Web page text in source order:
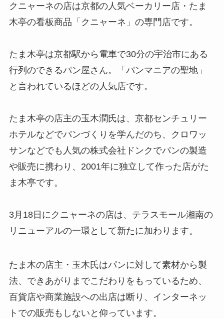
クニャーネの店は京都の人気ベーカリー店・たま
木亭の看板商品「クニャーネ」の専門店です。
たま木亭は京都駅から電車で30分の宇治市にある
行列のできるパン屋さん。「パンマニアの聖地」
と言われているほどの人気店です。
たま木亭の店主の玉木潤氏は、京都センチュリー
ホテルなどでパンづくりを学んだのち、クロワッ
サンなどでも人気の株式会社ドンクでパンの製造
や販売に携わり、2001年に独立して作った店がた
ま木亭です。
3月18日にクニャーネの店は、テラスモール湘南の
リニューアルの一環として新たに加わります。
たま木の店主・玉木氏はパンに対して素材から製
法、できあがりまでこだわりをもっているため、
百貨店や商業施設への出店は断り、インターネッ
トでの販売もしないと仰っています。